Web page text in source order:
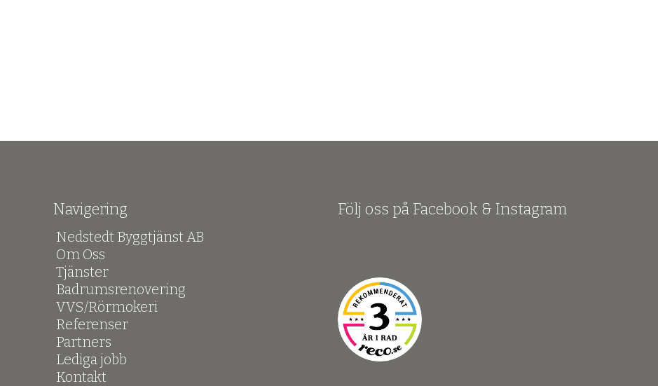
Navigering
Nedstedt Byggtjänst AB
Om Oss
Tjänster
Badrumsrenovering
VVS/Rörmokeri
Referenser
Partners
Lediga jobb
Kontakt
Följ oss på Facebook & Instagram